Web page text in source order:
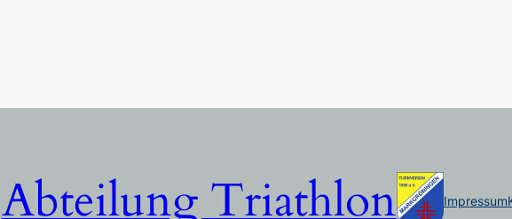
Abteilung Triathlon Impressum